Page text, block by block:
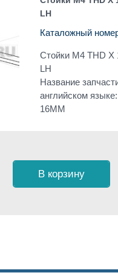
LH
Каталожный
Стойки M4 THD X
LH
Название
английском
16MM
В корзину